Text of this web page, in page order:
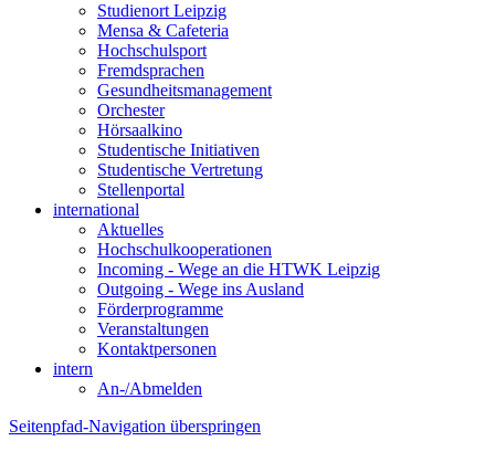
Studienort Leipzig
Mensa & Cafeteria
Hochschulsport
Fremdsprachen
Gesundheitsmanagement
Orchester
Hörsaalkino
Studentische Initiativen
Studentische Vertretung
Stellenportal
international
Aktuelles
Hochschulkooperationen
Incoming - Wege an die HTWK Leipzig
Outgoing - Wege ins Ausland
Förderprogramme
Veranstaltungen
Kontaktpersonen
intern
An-/Abmelden
Seitenpfad-Navigation überspringen